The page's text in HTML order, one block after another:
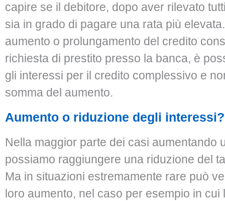
capire se il debitore, dopo aver rilevato
sia in grado di pagare una rata più
aumento o prolungamento del credito
richiesta di prestito presso la banca, è
gli interessi per il credito complessivo e
somma del aumento.
Aumento o riduzione degli interessi?
Nella maggior parte dei casi aumentando
possiamo raggiungere una riduzione del
Ma in situazioni estremamente rare può
loro aumento, nel caso per esempio in cui